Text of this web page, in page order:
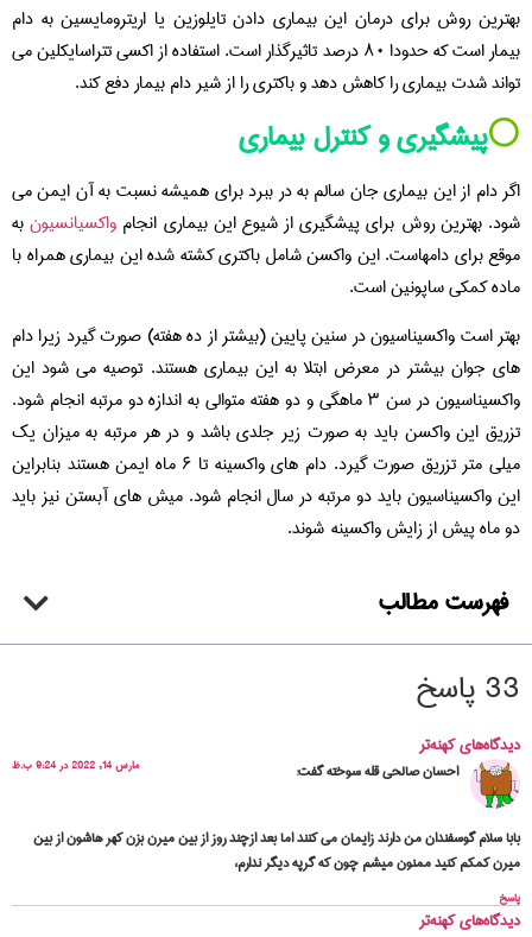
بهترین روش برای درمان این بیماری دادن تایلوزین یا اریترومایسین به دام
بیمار است که حدودا ۸۰ درصد تاثیرگذار است. استفاده از اکسی تتراسایکلین می
تواند شدت بیماری را کاهش دهد و باکتری را از شیر دام بیمار دفع کند.
⚪️پیشگیری و کنترل بیماری
اگر دام از این بیماری جان سالم به در ببرد برای همیشه نسبت به آن ایمن می
شود. بهترین روش برای پیشگیری از شیوع این بیماری انجام واکسیانسیونبه
موقع برای دامهاست. این واکسن شامل باکتری کشته شده این بیماری همراه با
ماده کمکی ساپونین است.
بهتر است واکسیناسیون در سنین پایین (بیشتر از ده هفته) صورت گیرد زیرا دام
های جوان بیشتر در معرض ابتلا به این بیماری هستند. توصیه می شود این
واکسیناسیون در سن ۳ ماهگی و دو هفته متوالی به اندازه دو مرتبه انجام شود.
تزریق این واکسن باید به صورت زیر جلدی باشد و در هر مرتبه به میزان یک
میلی متر تزریق صورت گیرد. دام های واکسینه تا ۶ ماه ایمن هستند بنابراین
این واکسیناسیون باید دو مرتبه در سال انجام شود. میش های آبستن نیز باید
دو ماه پیش از زایش واکسینه شوند.
فهرست مطالب
33 پاسخ
دیدگاه‌های کهنه‌تر
احسان صالحی قله سوختهگفت: مارس 14, 2022 در 9:24 ب.ظ
بابا سلام گوسفندان من دارند زایمان می کنند اما بعد ازچند روز از بین میرن بزن کهر هاشون از بین
میرن کمکم کنید ممنون میشم چون که گرپه دیگر ندارم،
پاسخ
دیدگاه‌های کهنه‌تر